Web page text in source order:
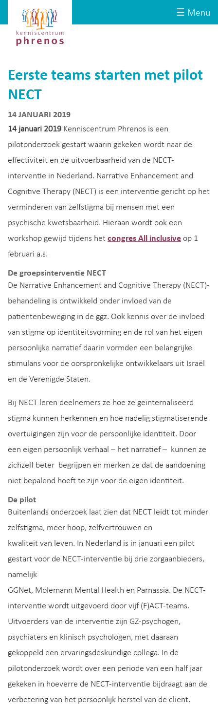
☰ Menu
Kenniscentrum
Phrenos
website
Eerste teams starten met pilot
NECT
14 JANUARI 2019
14 januari 2019 Kenniscentrum Phrenos is een
pilotonderzoek gestart waarin gekeken wordt naar de
effectiviteit en de uitvoerbaarheid van de NECT-
interventie in Nederland. Narrative Enhancement and
Cognitive Therapy (NECT) is een interventie gericht op het
verminderen van zelfstigma bij mensen met een
psychische kwetsbaarheid. Hieraan wordt ook een
workshop gewijd tijdens het congres All inclusive op 1
februari a.s.
De groepsinterventie NECT
De Narrative Enhancement and Cognitive Therapy (NECT)‐
behandeling is ontwikkeld onder invloed van de
patiëntenbeweging in de ggz. Ook kennis over de invloed
van stigma op identiteitsvorming en de rol van het eigen
persoonlijke narratief daarin vormden een belangrijke
stimulans voor de oorspronkelijke ontwikkelaars uit Israël
en de Verenigde Staten.
Bij NECT leren deelnemers ze hoe ze geïnternaliseerd
stigma kunnen herkennen en hoe nadelig stigmatiserende
overtuigingen zijn voor de persoonlijke identiteit. Door
een eigen persoonlijk verhaal – het narratief – kunnen ze
zichzelf beter begrijpen en merken ze dat de aandoening
niet bepalend hoeft te zijn voor de eigen identiteit.
De pilot
Buitenlands onderzoek laat zien dat NECT leidt tot minder
zelfstigma, meer hoop, zelfvertrouwen en
kwaliteit van leven. In Nederland is in januari een pilot
gestart voor de NECT-interventie bij drie zorgaanbieders,
namelijk
GGNet, Molemann Mental Health en Parnassia. De NECT-
interventie wordt uitgevoerd door vijf (F)ACT-teams.
Uitvoerders van de interventie zijn GZ‐psychogen,
psychiaters en klinisch psychologen, met daaraan
gekoppeld een ervaringsdeskundige collega. In de
pilotonderzoek wordt over een periode van een half jaar
gekeken in hoeverre de NECT-interventie bijdraagt aan de
verbetering van het persoonlijk herstel van de cliënt.